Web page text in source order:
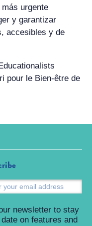
urgente
y garantizar
accesibles y de
pour le Bien-être de
newsletter to stay
on features and